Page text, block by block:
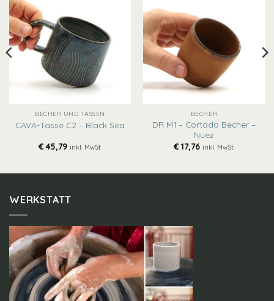
BECHER UND TASSEN
CAVA-Tasse C2 – Black Sea
€45,79 inkl. MwSt.
BECHER
DR M1 – Cortado Becher –
Nuez
€17,76 inkl. MwSt.
WERKSTATT